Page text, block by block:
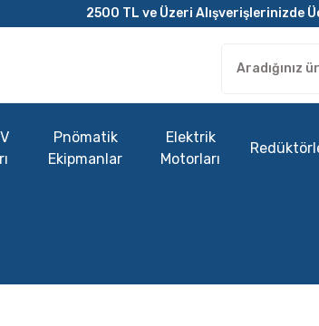
2500 TL ve Üzeri Alışverişlerinizde
Pnömatik
Ekipmanlar
Elektrik
Motorları